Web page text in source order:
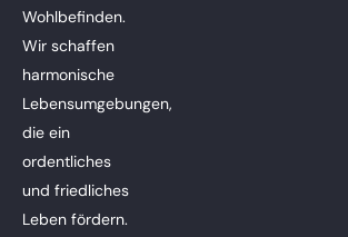
Wohlbefinden.
Wir schaffen
harmonische
Lebensumgebungen,
die ein
ordentliches
und friedliches
Leben fördern.